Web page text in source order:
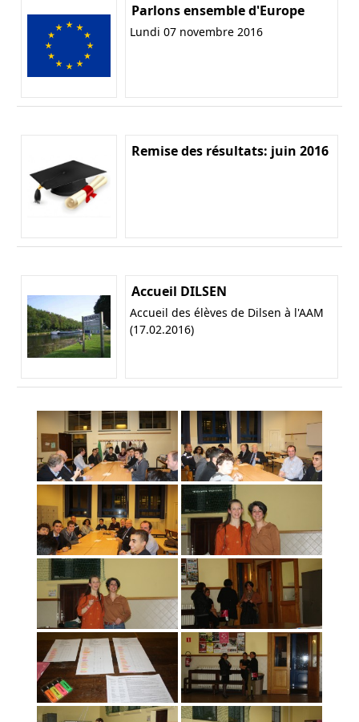
Parlons ensemble d'Europe
Lundi 07 novembre 2016
Remise des résultats: juin 2016
Accueil DILSEN
Accueil des élèves de Dilsen à l'AAM
(17.02.2016)